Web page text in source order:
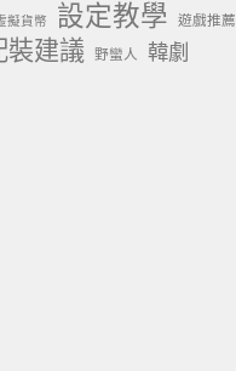
擬貨幣 設定教學 遊戲推薦
裝建議 野蠻人 韓劇